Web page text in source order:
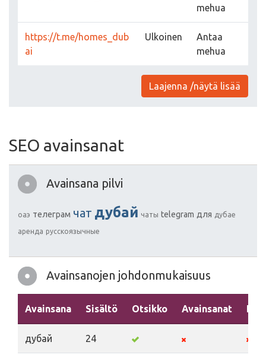
mehua
https://t.me/homes_dub
ai
Ulkoinen
Antaa
mehua
Laajenna /näytä lisää
SEO avainsanat
Avainsana pilvi
оаэ телеграм чат дубай чаты telegram для дубае
аренда русскоязычные
Avainsanojen johdonmukaisuus
Avainsana Sisältö Otsikko Avainsanat
дубай 24